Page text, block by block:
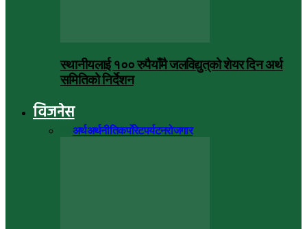
स्थानीयलाई १०० रुपैयाँमै जलविद्युत्‌को शेयर दिन अर्थ
समितिको निर्देशन
विजनेस
अर्थअर्थनीतिकर्पोरेटपर्यटनरोजगार